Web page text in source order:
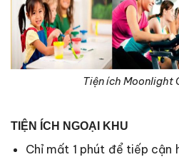
Tiện ích Moonlight
TIỆN ÍCH NGOẠI KHU
Chỉ mất 1 phút để tiếp cận